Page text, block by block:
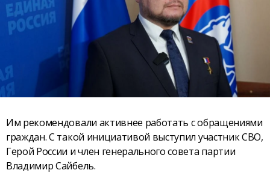
Им рекомендовали активнее работать с обращениями
граждан. С такой инициативой выступил участник СВО,
Герой России и член генерального совета партии
Владимир Сайбель.